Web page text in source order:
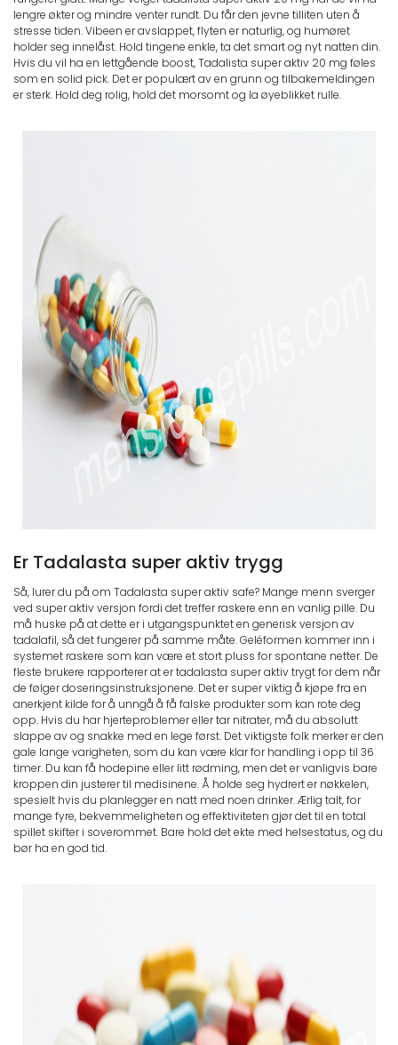
lengre økter og mindre venter rundt. Du får den jevne tilliten uten å
stresse tiden. Vibeen er avslappet, flyten er naturlig, og humøret
holder seg innelåst. Hold tingene enkle, ta det smart og nyt natten din.
Hvis du vil ha en lettgående boost, Tadalista super aktiv 20 mg føles
som en solid pick. Det er populært av en grunn og tilbakemeldingen
er sterk. Hold deg rolig, hold det morsomt og la øyeblikket rulle.
Er Tadalasta super aktiv trygg
Så, lurer du på om Tadalasta super aktiv safe? Mange menn sverger
ved super aktiv versjon fordi det treffer raskere enn en vanlig pille. Du
må huske på at dette er i utgangspunktet en generisk versjon av
tadalafil, så det fungerer på samme måte. Geléformen kommer inn i
systemet raskere som kan være et stort pluss for spontane netter. De
fleste brukere rapporterer at er tadalasta super aktiv trygt for dem når
de følger doseringsinstruksjonene. Det er super viktig å kjøpe fra en
anerkjent kilde for å unngå å få falske produkter som kan rote deg
opp. Hvis du har hjerteproblemer eller tar nitrater, må du absolutt
slappe av og snakke med en lege først. Det viktigste folk merker er den
gale lange varigheten, som du kan være klar for handling i opp til 36
timer. Du kan få hodepine eller litt rødming, men det er vanligvis bare
kroppen din justerer til medisinene. Å holde seg hydrert er nøkkelen,
spesielt hvis du planlegger en natt med noen drinker. Ærlig talt, for
mange fyre, bekvemmeligheten og effektiviteten gjør det til en total
spillet skifter i soverommet. Bare hold det ekte med helsestatus, og du
bør ha en god tid.